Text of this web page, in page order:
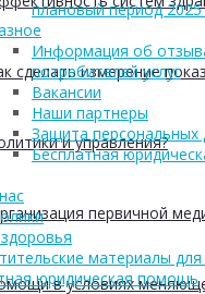
сделать измерение
и управления?
первичной
в условиях
плановый период
Информация об
потребителей услуг
Вакансии
Наши партнеры
Защита персональных
Бесплатная
материалы
юридическая помощь